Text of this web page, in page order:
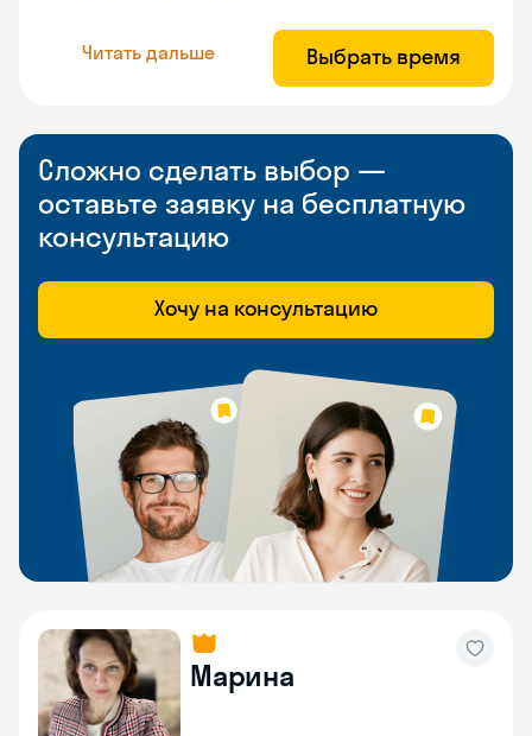
Читать дальше Выбрать время
Сложно сделать выбор —
оставьте заявку на бесплатную
консультацию
Хочу на консультацию
Марина